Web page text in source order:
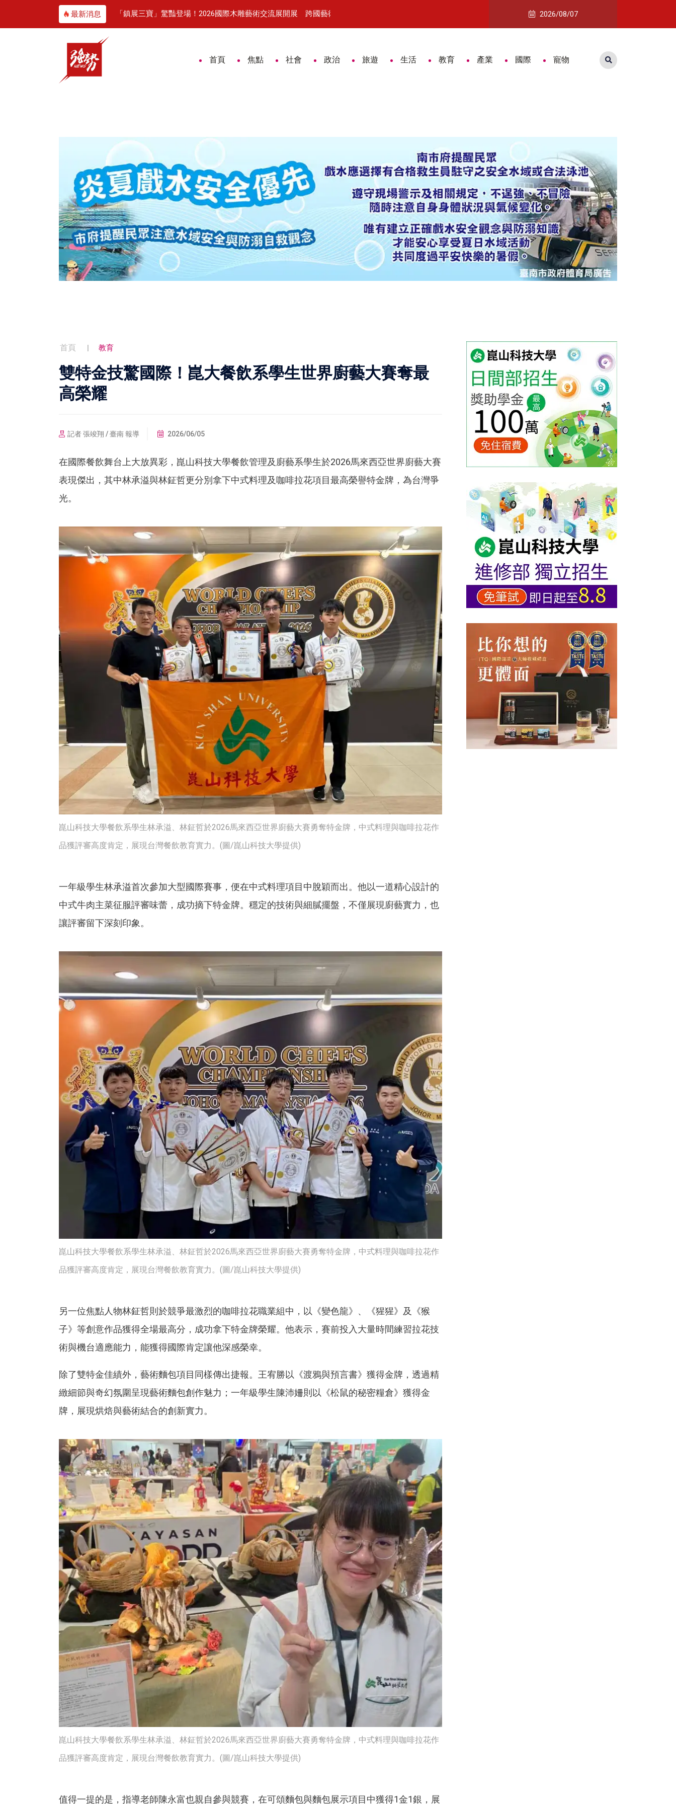
最新消息
黃敏惠率隊分享城市創意力 「鎮展三寶」驚豔登場！2026國際木雕藝術交流展開展 跨國藝術對話激盪木雕新視野日本咖哩麵包總冠軍技術首度來台 台南遠東香格里拉攜手日本名店CROISSANT詐團收水手面交秒落網 手機藏大量對
2026/08/07
首頁 焦點 社會 政治 旅遊 生活 教育 產業 國際 寵物
首頁 教育
雙特金技驚國際！崑大餐飲系學生世界廚藝大賽奪最
高榮耀
記者 張竣翔 / 臺南 報導 2026/06/05
在國際餐飲舞台上大放異彩，崑山科技大學餐飲管理及廚藝系學生於2026馬來西亞世界廚藝大賽
表現傑出，其中林承溢與林鉦哲更分別拿下中式料理及咖啡拉花項目最高榮譽特金牌，為台灣爭
光。
崑山科技大學餐飲系學生林承溢、林鉦哲於2026馬來西亞世界廚藝大賽勇奪特金牌，中式料理與咖啡拉花作
品獲評審高度肯定，展現台灣餐飲教育實力。(圖/崑山科技大學提供)
一年級學生林承溢首次參加大型國際賽事，便在中式料理項目中脫穎而出。他以一道精心設計的
中式牛肉主菜征服評審味蕾，成功摘下特金牌。穩定的技術與細膩擺盤，不僅展現廚藝實力，也
讓評審留下深刻印象。
崑山科技大學餐飲系學生林承溢、林鉦哲於2026馬來西亞世界廚藝大賽勇奪特金牌，中式料理與咖啡拉花作
品獲評審高度肯定，展現台灣餐飲教育實力。(圖/崑山科技大學提供)
另一位焦點人物林鉦哲則於競爭最激烈的咖啡拉花職業組中，以《變色龍》、《猩猩》及《猴
子》等創意作品獲得全場最高分，成功拿下特金牌榮耀。他表示，賽前投入大量時間練習拉花技
術與機台適應能力，能獲得國際肯定讓他深感榮幸。
除了雙特金佳績外，藝術麵包項目同樣傳出捷報。王宥勝以《渡鴉與預言書》獲得金牌，透過精
緻細節與奇幻氛圍呈現藝術麵包創作魅力；一年級學生陳沛姍則以《松鼠的秘密糧倉》獲得金
牌，展現烘焙與藝術結合的創新實力。
崑山科技大學餐飲系學生林承溢、林鉦哲於2026馬來西亞世界廚藝大賽勇奪特金牌，中式料理與咖啡拉花作
品獲評審高度肯定，展現台灣餐飲教育實力。(圖/崑山科技大學提供)
值得一提的是，指導老師陳永富也親自參與競賽，在可頌麵包與麵包展示項目中獲得1金1銀，展